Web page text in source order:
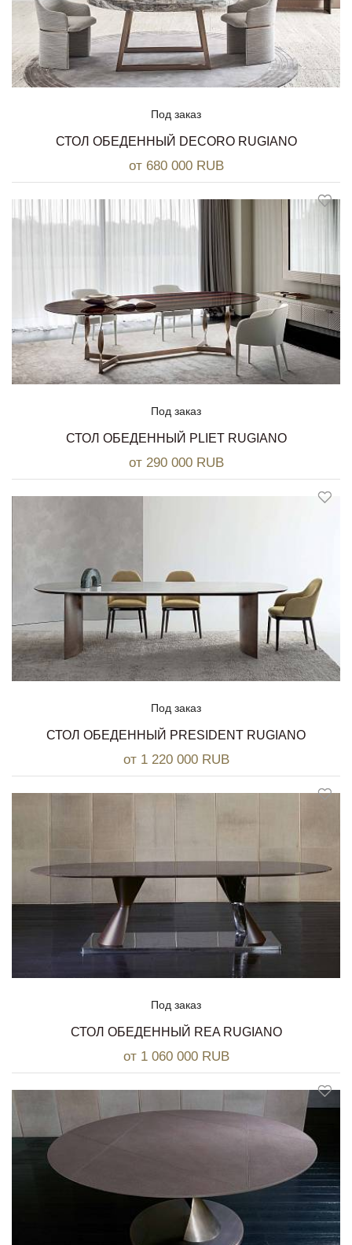
Под заказ
СТОЛ ОБЕДЕННЫЙ DECORO RUGIANO
от 680 000 RUB
Под заказ
СТОЛ ОБЕДЕННЫЙ PLIET RUGIANO
от 290 000 RUB
Под заказ
СТОЛ ОБЕДЕННЫЙ PRESIDENT RUGIANO
от 1 220 000 RUB
Под заказ
СТОЛ ОБЕДЕННЫЙ REA RUGIANO
от 1 060 000 RUB